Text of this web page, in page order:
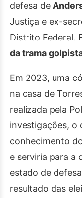
defesa de
Justiça e ex-
Distrito Federal.
da trama
Em 2023, uma
na casa de
realizada pela
investigações, o
conhecimento do
e serviria para a
estado de
resultado das